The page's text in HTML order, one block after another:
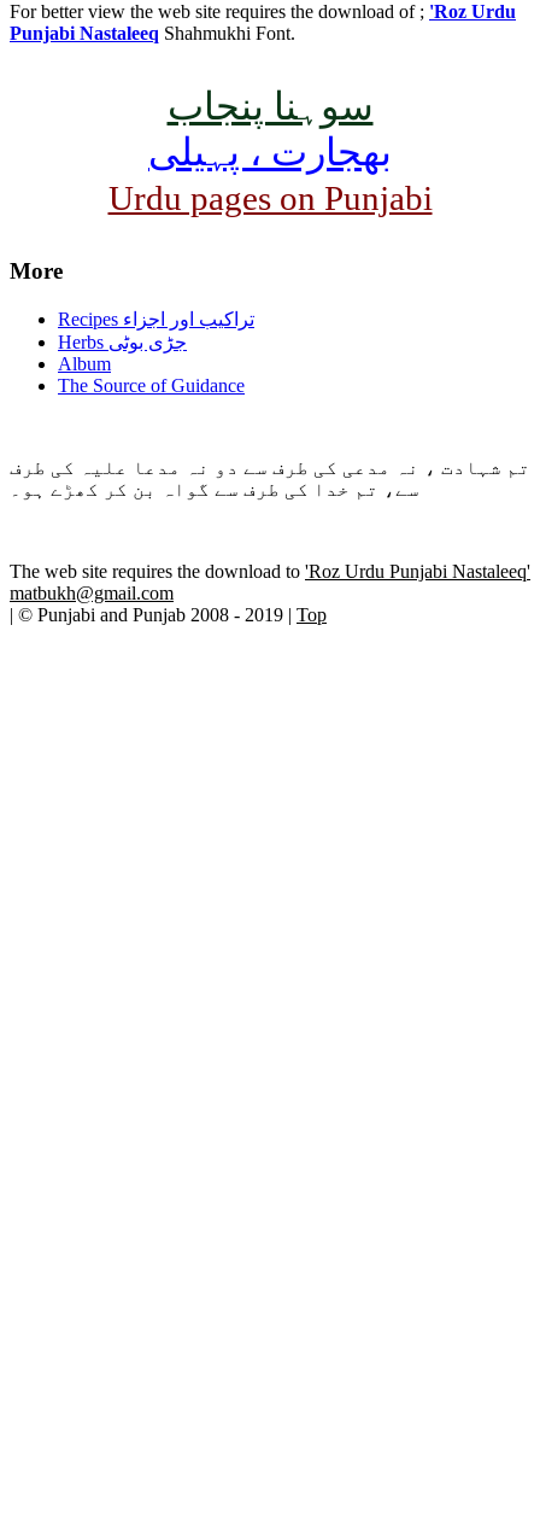
For better view the web site requires the download of ; 'Roz Urdu
Punjabi Nastaleeq Shahmukhi Font.
سوہنا پنجاب
بھجارت ، پہیلی
Urdu pages on Punjabi
More
Recipes تراکیب اور اجزاء
Herbs جڑی بوٹی
Album
The Source of Guidance
تم شہادت ، نہ مدعی کی طرف سے دو نہ مدعا علیہ کی طرف
سے، تم خدا کی طرف سے گواہ بن کر کھڑے ہو۔
The web site requires the download to 'Roz Urdu Punjabi Nastaleeq'
matbukh@gmail.com
| © Punjabi and Punjab 2008 - 2019 | Top